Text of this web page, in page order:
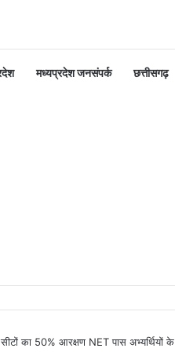
मध्यप्रदेश जनसंपर्क छत्तीसगढ़
सीटों का 50% आरक्षण NET पास